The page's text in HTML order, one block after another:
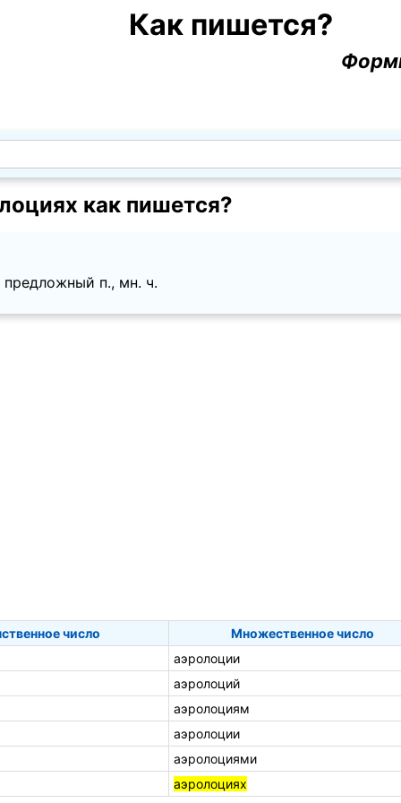
Как пишется?
как пишется?
предложный п., мн. ч.
число
Множественное число
аэролоции
аэролоций
аэролоциям
аэролоции
аэролоциями
аэролоциях